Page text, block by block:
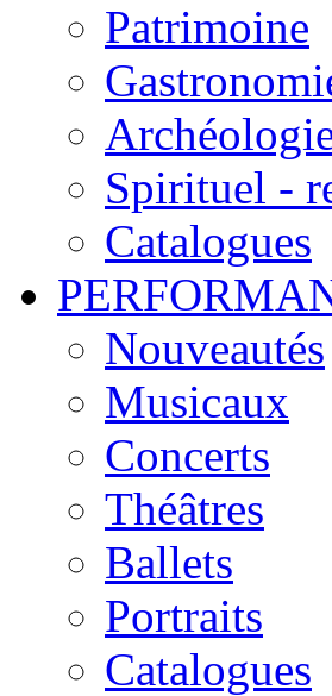
Patrimoine
Spirituel -
Catalogues
Nouveautés
Musicaux
Concerts
Théâtres
Ballets
Portraits
Catalogues